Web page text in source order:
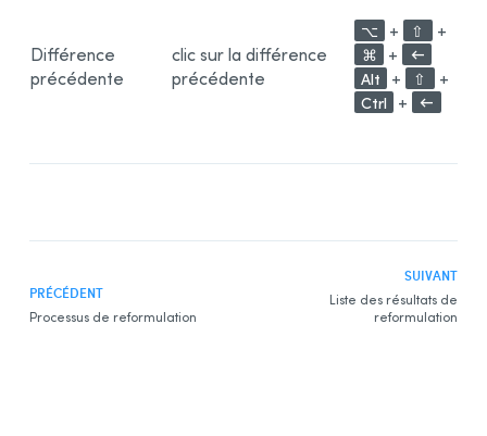
Différence
précédente
clic sur la différence
précédente
⌥ + ⇧ +
⌘ +
←
Alt + ⇧ +
Ctrl + ←
PRÉCÉDENT
Processus de reformulation
SUIVANT
Liste des résultats de
reformulation